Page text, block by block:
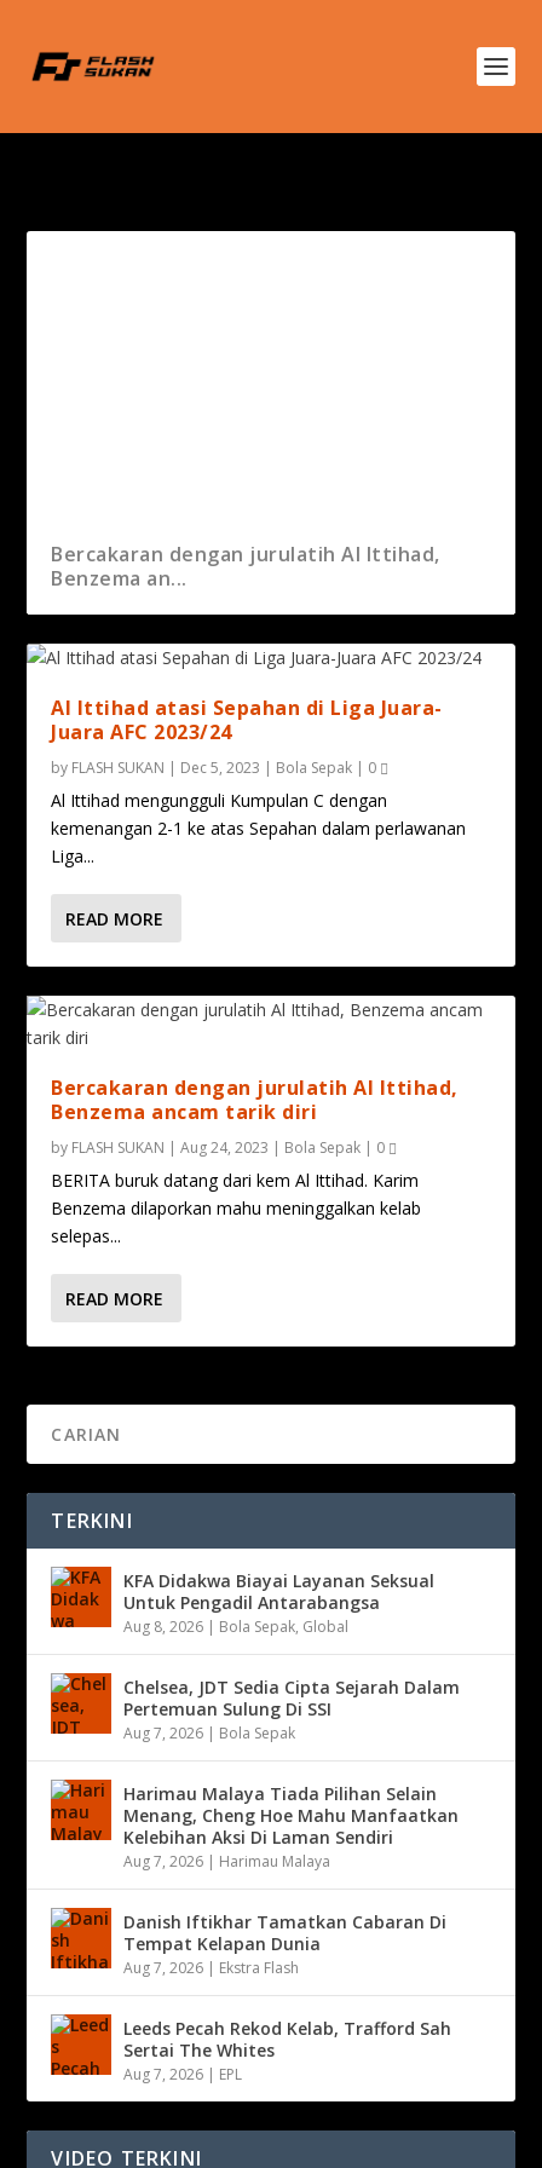
Al Ittihad atasi Sepahan di Liga Juara-Juara
AFC 2...
Bercakaran dengan jurulatih Al Ittihad,
Benzema an...
Al Ittihad atasi Sepahan di Liga Juara-
Juara AFC 2023/24
by FLASH SUKAN | Dec 5, 2023 | Bola Sepak | 0
Al Ittihad mengungguli Kumpulan C dengan
kemenangan 2-1 ke atas Sepahan dalam perlawanan
Liga...
READ MORE
Bercakaran dengan jurulatih Al Ittihad,
Benzema ancam tarik diri
by FLASH SUKAN |Aug 24, 2023 | Bola Sepak | 0
BERITA buruk datang dari kem Al Ittihad. Karim
Benzema dilaporkan mahu meninggalkan kelab
selepas...
READ MORE
TERKINI
KFA Didakwa Biayai Layanan Seksual
Untuk Pengadil Antarabangsa
Aug 8, 2026 | Bola Sepak, Global
Chelsea, JDT Sedia Cipta Sejarah Dalam
Pertemuan Sulung Di SSI
Aug 7, 2026 | Bola Sepak
Harimau Malaya Tiada Pilihan Selain
Menang, Cheng Hoe Mahu Manfaatkan
Kelebihan Aksi Di Laman Sendiri
Aug 7, 2026 | Harimau Malaya
Danish Iftikhar Tamatkan Cabaran Di
Tempat Kelapan Dunia
Aug 7, 2026 | Ekstra Flash
Leeds Pecah Rekod Kelab, Trafford Sah
Sertai The Whites
Aug 7, 2026 | EPL
VIDEO TERKINI